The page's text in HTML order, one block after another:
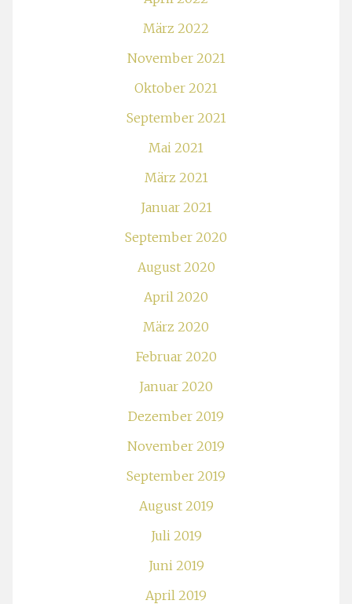
März 2022
November 2021
Oktober 2021
September 2021
Mai 2021
März 2021
Januar 2021
September 2020
August 2020
April 2020
März 2020
Februar 2020
Januar 2020
Dezember 2019
November 2019
September 2019
August 2019
Juli 2019
Juni 2019
April 2019